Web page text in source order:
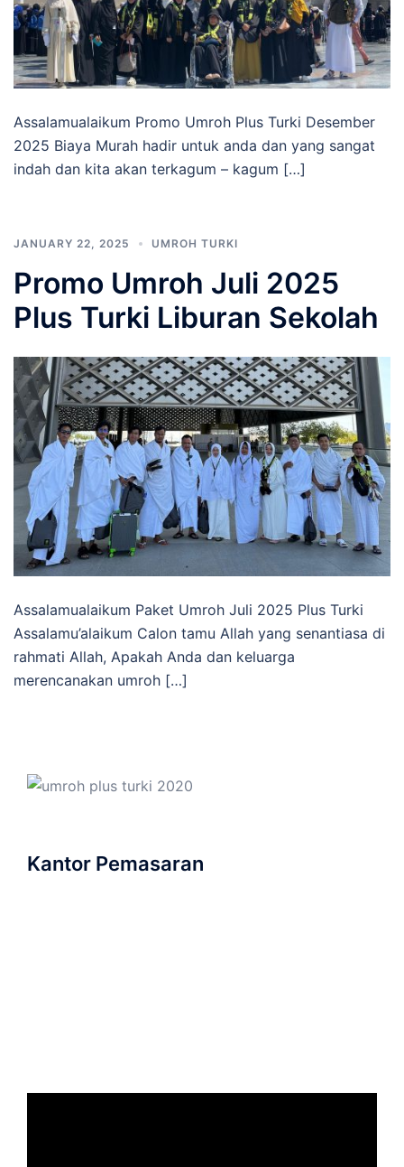
Assalamualaikum Promo Umroh Plus Turki Desember
2025 Biaya Murah hadir untuk anda dan yang sangat
indah dan kita akan terkagum – kagum […]
JANUARY 22, 2025 UMROH TURKI
Promo Umroh Juli 2025
Plus Turki Liburan Sekolah
Assalamualaikum Paket Umroh Juli 2025 Plus Turki
Assalamu’alaikum Calon tamu Allah yang senantiasa di
rahmati Allah, Apakah Anda dan keluarga
merencanakan umroh […]
Kantor Pemasaran